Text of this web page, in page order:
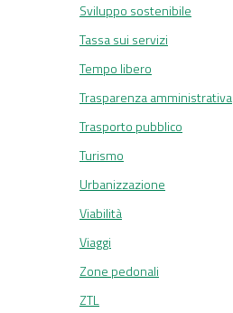
Sviluppo sostenibile
Tassa sui servizi
Tempo libero
Trasparenza amministrativa
Trasporto pubblico
Turismo
Urbanizzazione
Viabilità
Viaggi
Zone pedonali
ZTL